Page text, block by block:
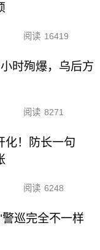
阅读 16419
时殉爆，乌后方
阅读 8271
化！防长一句
阅读 6248
巡完全不一样